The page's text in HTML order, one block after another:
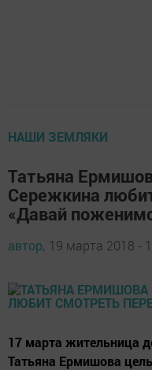
НАШИ ЗЕМЛЯКИ
Татьяна
Сережкина
«Давай
автор, 19 марта 2018 -
17 марта жительница
Татьяна Ермишова